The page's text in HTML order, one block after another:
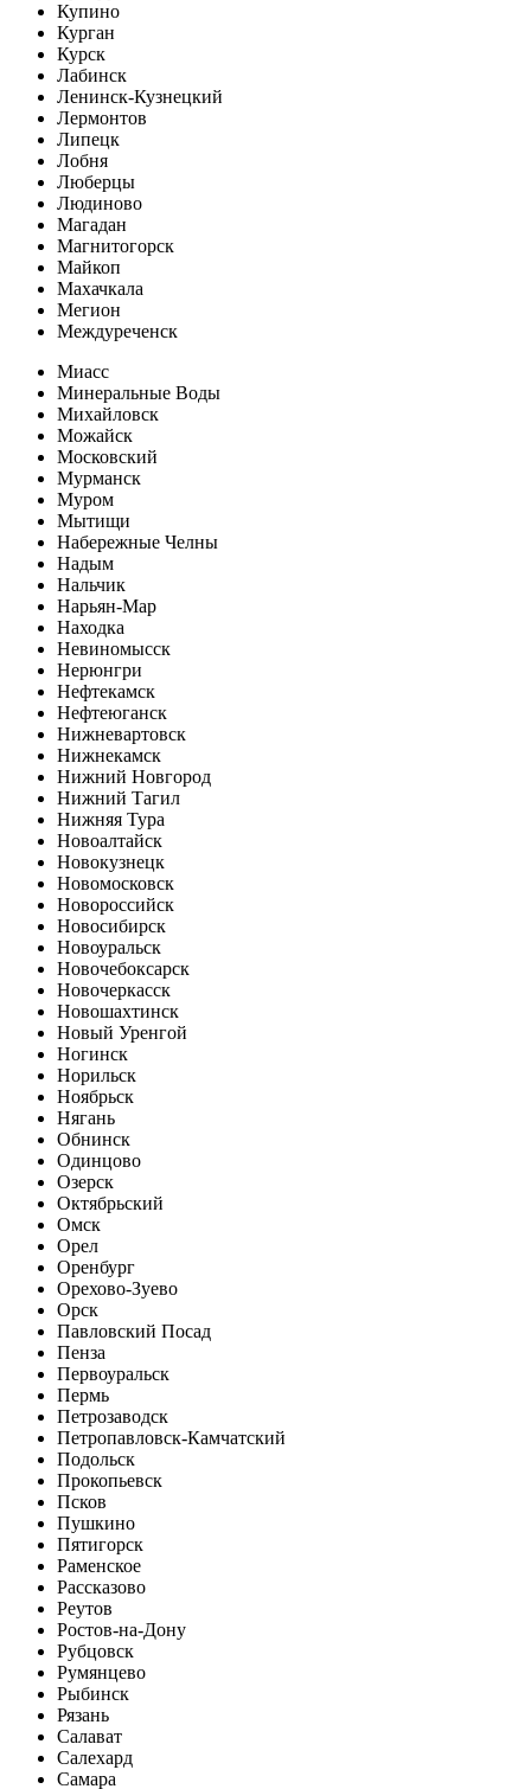
Купино
Курган
Курск
Лабинск
Ленинск-Кузнецкий
Лермонтов
Липецк
Лобня
Люберцы
Людиново
Магадан
Магнитогорск
Майкоп
Махачкала
Мегион
Междуреченск
Миасс
Минеральные Воды
Михайловск
Можайск
Московский
Мурманск
Муром
Мытищи
Набережные Челны
Надым
Нальчик
Нарьян-Мар
Находка
Невиномысск
Нерюнгри
Нефтекамск
Нефтеюганск
Нижневартовск
Нижнекамск
Нижний Новгород
Нижний Тагил
Нижняя Тура
Новоалтайск
Новокузнецк
Новомосковск
Новороссийск
Новосибирск
Новоуральск
Новочебоксарск
Новочеркасск
Новошахтинск
Новый Уренгой
Ногинск
Норильск
Ноябрьск
Нягань
Обнинск
Одинцово
Озерск
Октябрьский
Омск
Орел
Оренбург
Орехово-Зуево
Орск
Павловский Посад
Пенза
Первоуральск
Пермь
Петрозаводск
Петропавловск-Камчатский
Подольск
Прокопьевск
Псков
Пушкино
Пятигорск
Раменское
Рассказово
Реутов
Ростов-на-Дону
Рубцовск
Румянцево
Рыбинск
Рязань
Салават
Салехард
Самара